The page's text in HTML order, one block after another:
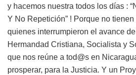
y hacemos nuestra todos los días :
Y No Repetición” ! Porque no
quienes interrumpieron el avance
Hermandad Cristiana, Socialista y
que nos reúne a tod@s en
prosperar, para la Justicia. Y un